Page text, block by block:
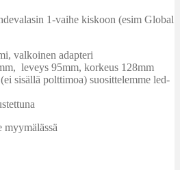
1-vaihe kiskoon (esim Global
valkoinen adapteri
leveys 95mm, korkeus 128mm
sisällä polttimoa) suosittelemme led-
myymälässä